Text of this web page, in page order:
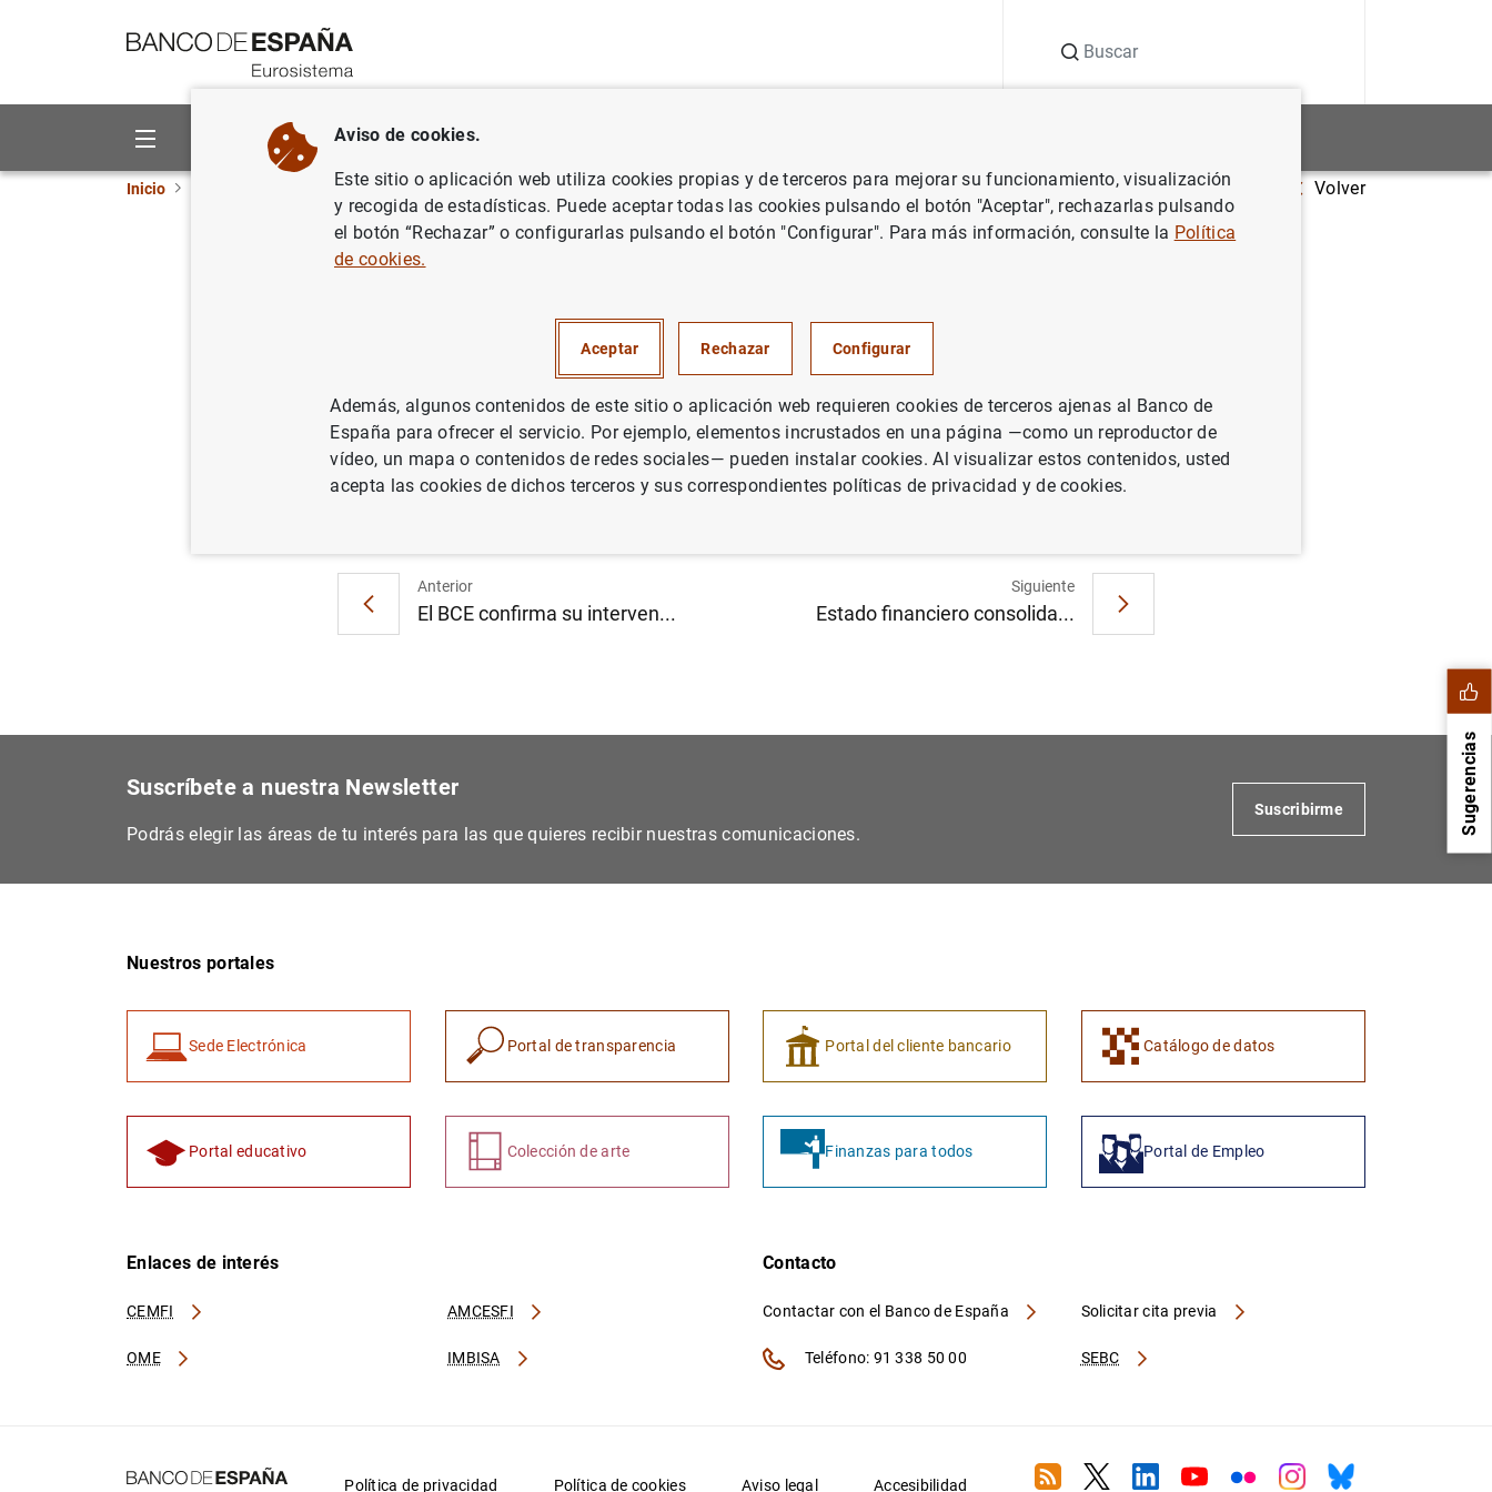
Sobre el Banco Áreas de actuación
Inicio Noticias del Banco Central Europeo Notas de prensa del Banco Central Europeo Decisiones de política monetaria Volver
Decisiones de política monetaria
Decisiones de política monetaria (11KB )
Anterior
El BCE confirma su interven...
Siguiente
Estado financiero consolida...
Sugerencias
1
Suscríbete a nuestra Newsletter
Podrás elegir las áreas de tu interés para las que quieres recibir nuestras comunicaciones.
Suscribirme
Nuestros portales
Sede Electrónica Portal de transparencia Portal del cliente bancario Catálogo de datos
Portal educativo Colección de arte Finanzas para todos Portal de Empleo
Enlaces de interés
CEMFI AMCESFI
OME IMBISA
Contacto
Contactar con el Banco de España
SEBC
Solicitar cita previa
Teléfono: 91 338 50 00
Política de privacidad Política de cookies Aviso legal Accesibilidad RSS TwitterLinkedin
YoutubeFlickrInstagram
Bluesky
Aviso de cookies.
Este sitio o aplicación web utiliza cookies propias y de terceros para mejorar su funcionamiento, visualización
y recogida de estadísticas. Puede aceptar todas las cookies pulsando el botón "Aceptar", rechazarlas pulsando
el botón “Rechazar” o configurarlas pulsando el botón "Configurar". Para más información, consulte la Política
de cookies.
Aceptar Rechazar Configurar
Además, algunos contenidos de este sitio o aplicación web requieren cookies de terceros ajenas al Banco de
España para ofrecer el servicio. Por ejemplo, elementos incrustados en una página —como un reproductor de
vídeo, un mapa o contenidos de redes sociales— pueden instalar cookies. Al visualizar estos contenidos, usted
acepta las cookies de dichos terceros y sus correspondientes políticas de privacidad y de cookies.